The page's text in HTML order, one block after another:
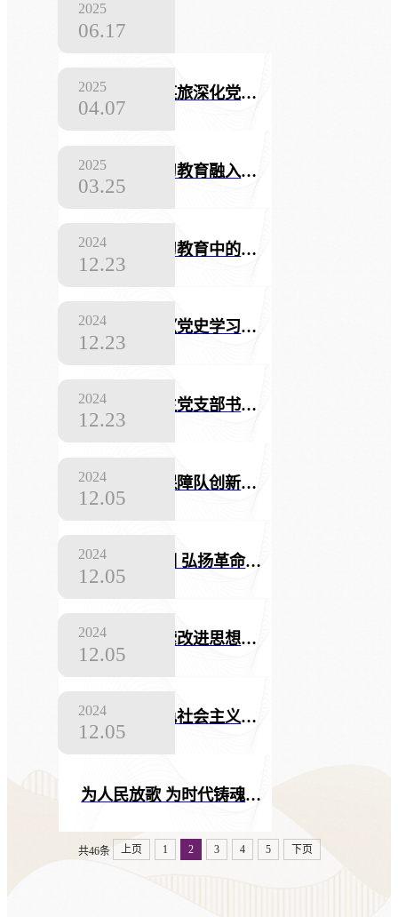
2025
06.17
第83集团军某旅深化党史军史学习教育——多维学史受洗礼 多域实践担使命
2025
04.07
拓展党史学习教育融入思政教育的途径
2025
03.25
发挥党史学习教育中的档案力量
2024
12.23
把学习贯彻《党史学习教育工作条例》作为一项重大政治任务抓紧抓好
2024
12.23
全国高校学生党支部书记党纪学习教育培训班学习心得|中国地质大学（武汉）卢牡丹：百年党史矢志不渝，青年传马笃行不怠
2024
12.23
西部战区某保障队创新教育模式深化党史军史学习——赓续优良传统 激励精武斗志
2024
12.05
传承红色基因 弘扬革命文化
2024
12.05
陆军某旅探索改进思想政治教育方法——强军文化点燃精武豪情
2024
12.05
坚持中国特色社会主义文化发展道路，增强文化自信，坚持文化自强，建设文化强国
2024
12.05
为人民放歌 为时代铸魂——深入学习实践习近平文化思想音乐党课在中央歌剧院剧场举办
共46条 上页 1 2 3 4 5 下页